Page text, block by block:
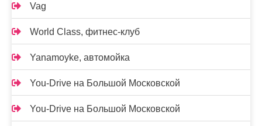
Vag
World Class, фитнес-клуб
Yanamoyke, автомойка
You-Drive на Большой Московской
You-Drive на Большой Московской